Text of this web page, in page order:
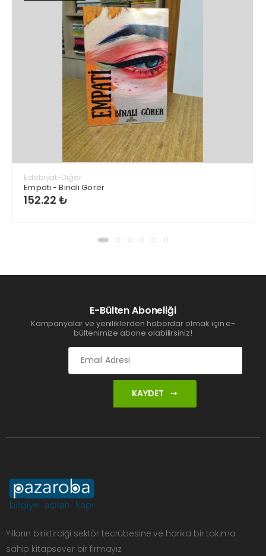
Edebiyat-Diğer
Empati - Binali Görer
152.22 ₺
E-Bülten Aboneliği
Kampanyalar ve yeniliklerden haberdar olmak için e-
bültenimize abone olabilirsiniz!
KAYDET
Yılların biriktirdiği sektör tecrübesine ve harika bir takıma
sahip kitapsever bir firmayız